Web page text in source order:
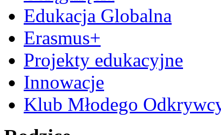
Edukacja Globalna
Erasmus+
Projekty edukacyjne
Innowacje
Klub Młodego